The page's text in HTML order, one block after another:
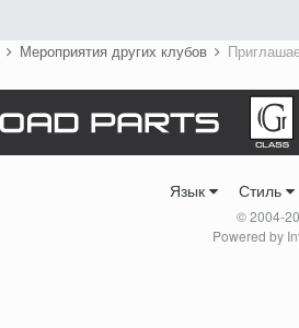
Мероприятия других клубов
Язык Стиль
© 2004-
Powered by